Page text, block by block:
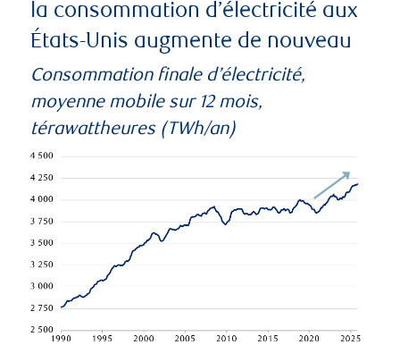
la consommation d’électricité aux
États-Unis augmente de nouveau
Consommation finale d’électricité,
moyenne mobile sur 12 mois,
térawattheures (TWh/an)